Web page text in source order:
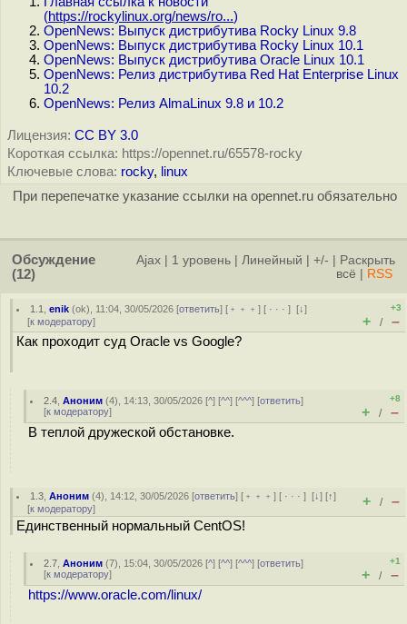
(https://rockylinux.org/news/ro...)
OpenNews: Выпуск дистрибутива Rocky Linux 9.8
OpenNews: Выпуск дистрибутива Rocky Linux 10.1
OpenNews: Выпуск дистрибутива Oracle Linux 10.1
OpenNews: Релиз дистрибутива Red Hat Enterprise Linux
10.2
OpenNews: Релиз AlmaLinux 9.8 и 10.2
Лицензия: CC BY 3.0
Короткая ссылка: https://opennet.ru/65578-rocky
Ключевые слова: rocky, linux
При перепечатке указание ссылки на opennet.ru обязательно
Обсуждение
(12)
Ajax 1 уровень Линейный +/-
Раскрыть
всё
RSS
1.1 ,enik (ok), 11:04, 30/05/2026 [ответить] [ ﹢﹢﹢] [ · · ·][↓]
[к модератору]
+3
+ / –
Как проходит суд Oracle vs Google?
2.4 ,Аноним (4), 14:13, 30/05/2026 [^] [^^] [^^^] [ответить]
[к модератору]
+8
+ / –
В теплой дружеской обстановке.
1.3 ,Аноним (4), 14:12, 30/05/2026 [ответить] [ ﹢﹢﹢] [ · · ·][↓] [↑]
[к модератору] + / –
Единственный нормальный CentOS!
2.7 ,Аноним (7), 15:04, 30/05/2026 [^] [^^] [^^^] [ответить]
[к модератору]
+1
+ / –
https://www.oracle.com/linux/